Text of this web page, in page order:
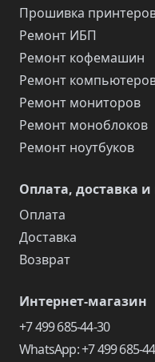
Прошивка
Ремонт ИБП
Ремонт кофемашин
Ремонт
Ремонт мониторов
Ремонт моноблоков
Ремонт ноутбуков
Оплата, доставка и
Оплата
Доставка
Возврат
Интернет-магазин
+7 499 685-44-30
WhatsApp: +7 499 685-